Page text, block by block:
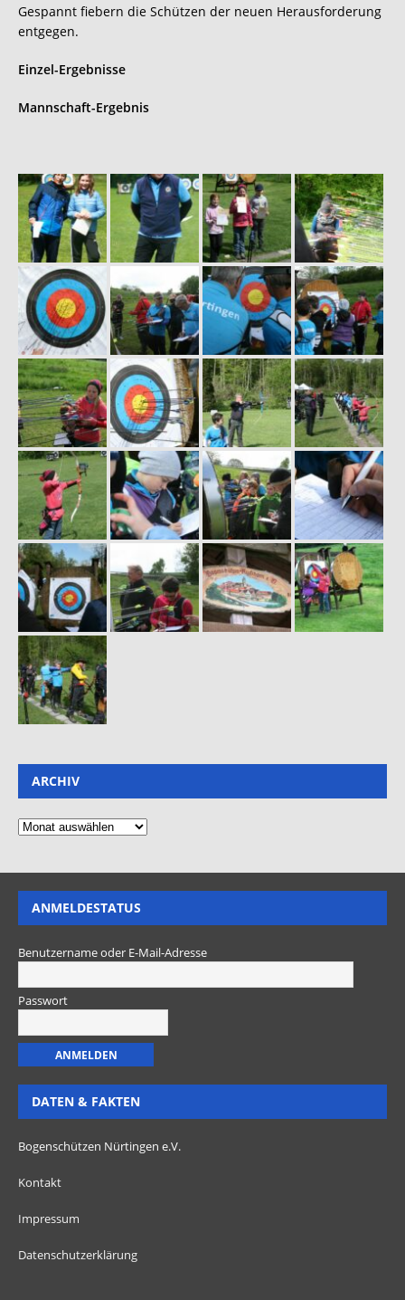
Gespannt fiebern die Schützen der neuen Herausforderung
entgegen.
Einzel-Ergebnisse
Mannschaft-Ergebnis
ARCHIV
ANMELDESTATUS
Benutzername oder E-Mail-Adresse
Passwort
DATEN & FAKTEN
Bogenschützen Nürtingen e.V.
Kontakt
Impressum
Datenschutzerklärung